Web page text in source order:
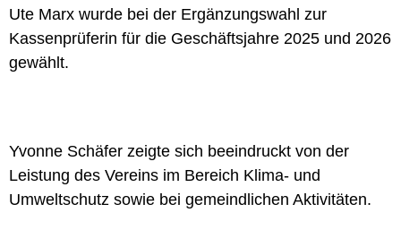
Ute Marx wurde bei der Ergänzungswahl zur
Kassenprüferin für die Geschäftsjahre 2025 und 2026
gewählt.
Yvonne Schäfer zeigte sich beeindruckt von der
Leistung des Vereins im Bereich Klima- und
Umweltschutz sowie bei gemeindlichen Aktivitäten.